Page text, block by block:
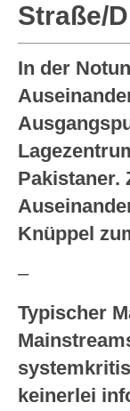
Straße/
In der
Pakistaner.
Knüppel
–
Typischer
keinerlei